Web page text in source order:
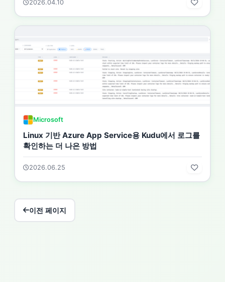
2026.04.10
Microsoft
Linux 기반 Azure App Service용 Kudu에서 로그를
확인하는 더 나은 방법
2026.06.25
이전 페이지